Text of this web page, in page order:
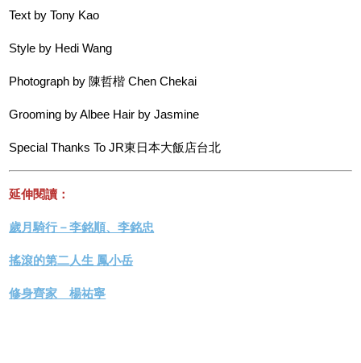
Text by Tony Kao
Style by Hedi Wang
Photograph by 陳哲楷 Chen Chekai
Grooming by Albee Hair by Jasmine
Special Thanks To JR東日本大飯店台北
延伸閱讀：
歲月騎行－李銘順、李銘忠
搖滾的第二人生 鳳小岳
修身齊家 楊祐寧